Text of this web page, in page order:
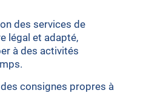
des services de
légal et adapté,
à des activités
consignes propres à